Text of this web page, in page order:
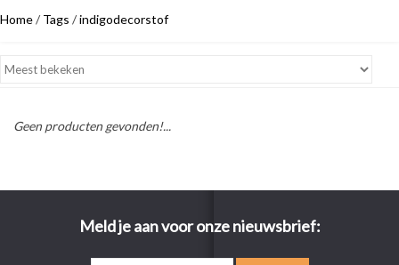
Home/ Tags /indigodecorstof
Geen producten gevonden!...
Meld je aan voor onze nieuwsbrief: